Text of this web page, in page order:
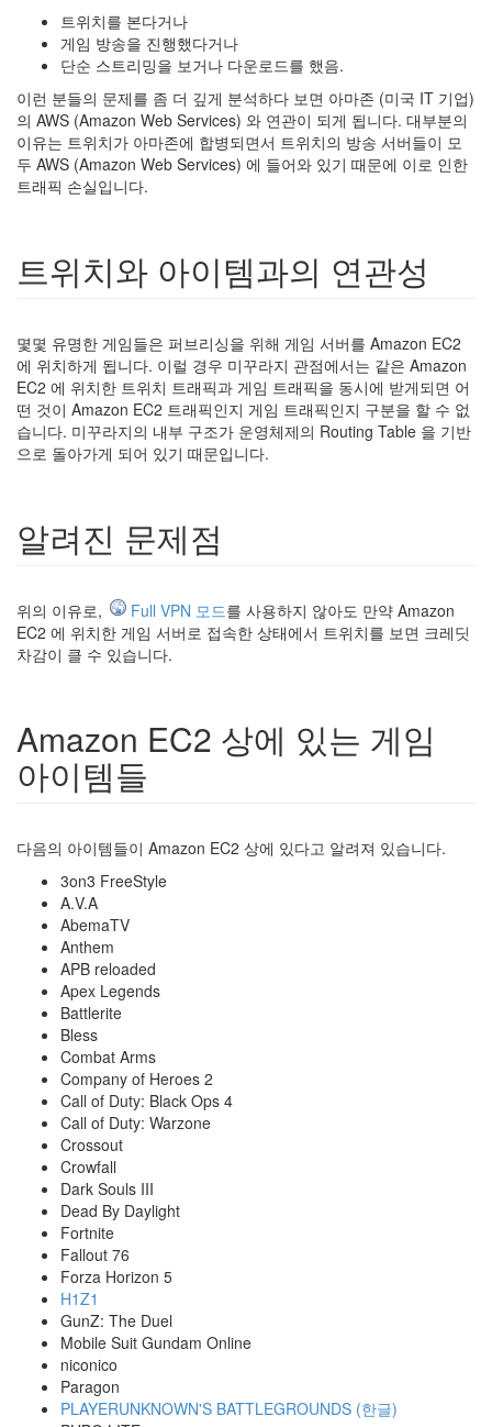
트위치를 본다거나
게임 방송을 진행했다거나
단순 스트리밍을 보거나 다운로드를 했음.
이런 분들의 문제를 좀 더 깊게 분석하다 보면 아마존 (미국 IT 기업)
의 AWS (Amazon Web Services) 와 연관이 되게 됩니다. 대부분의
이유는 트위치가 아마존에 합병되면서 트위치의 방송 서버들이 모
두 AWS (Amazon Web Services) 에 들어와 있기 때문에 이로 인한
트래픽 손실입니다.
트위치와 아이템과의 연관성
몇몇 유명한 게임들은 퍼브리싱을 위해 게임 서버를 Amazon EC2
에 위치하게 됩니다. 이럴 경우 미꾸라지 관점에서는 같은 Amazon
EC2 에 위치한 트위치 트래픽과 게임 트래픽을 동시에 받게되면 어
떤 것이 Amazon EC2 트래픽인지 게임 트래픽인지 구분을 할 수 없
습니다. 미꾸라지의 내부 구조가 운영체제의 Routing Table 을 기반
으로 돌아가게 되어 있기 때문입니다.
알려진 문제점
위의 이유로, Full VPN 모드를 사용하지 않아도 만약 Amazon
EC2 에 위치한 게임 서버로 접속한 상태에서 트위치를 보면 크레딧
차감이 클 수 있습니다.
Amazon EC2 상에 있는 게임
아이템들
다음의 아이템들이 Amazon EC2 상에 있다고 알려져 있습니다.
3on3 FreeStyle
A.V.A
AbemaTV
Anthem
APB reloaded
Apex Legends
Battlerite
Bless
Combat Arms
Company of Heroes 2
Call of Duty: Black Ops 4
Call of Duty: Warzone
Crossout
Crowfall
Dark Souls III
Dead By Daylight
Fortnite
Fallout 76
Forza Horizon 5
H1Z1
GunZ: The Duel
Mobile Suit Gundam Online
niconico
Paragon
PLAYERUNKNOWN'S BATTLEGROUNDS (한글)